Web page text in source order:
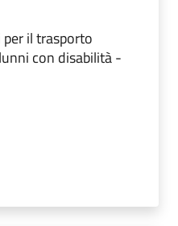
il trasporto
con disabilità -